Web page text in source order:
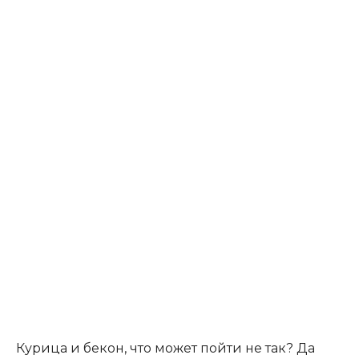
Курица и бекон, что может пойти не так? Да